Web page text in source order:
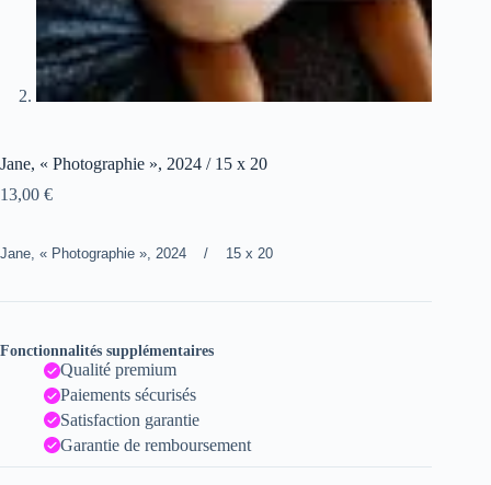
Jane, « Photographie », 2024 / 15 x 20
13,00 €
Jane, « Photographie », 2024 / 15 x 20
Fonctionnalités supplémentaires
Qualité premium
Paiements sécurisés
Satisfaction garantie
Garantie de remboursement